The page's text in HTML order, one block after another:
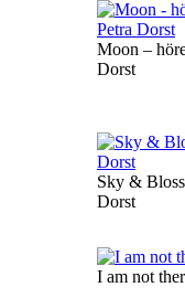
Moon –
Dorst
Sky &
Dorst
I am not